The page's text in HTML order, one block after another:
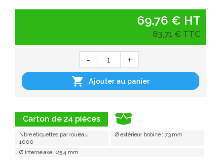
Carton de 24 pièces
Nbre étiquettes par rouleau :
1000
Ø extérieur bobine : 73 mm
Ø interne axe : 25,4 mm
69.76 € HT
83,71 € TTC
 Ajouter au panier